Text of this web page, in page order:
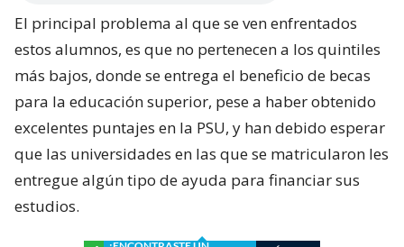
El principal problema al que se ven enfrentados
estos alumnos, es que no pertenecen a los quintiles
más bajos, donde se entrega el beneficio de becas
para la educación superior, pese a haber obtenido
excelentes puntajes en la PSU, y han debido esperar
que las universidades en las que se matricularon les
entregue algún tipo de ayuda para financiar sus
estudios.